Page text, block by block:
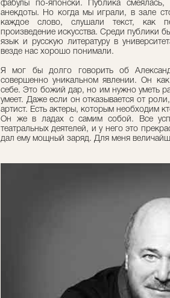
фабулы по-японски. Публика
анекдоты. Но когда мы играли, в зале
каждое слово, слушали текст, как
произведение искусства. Среди публики
язык и русскую литературу в
везде нас хорошо понимали.
Я мог бы долго говорить об
совершенно уникальном явлении. Он
себе. Это божий дар, но им нужно уметь
умеет. Даже если он отказывается от
артист. Есть актеры, которым необходим
Он же в ладах с самим собой. Все
театральных деятелей, и у него это
дал ему мощный заряд. Для меня